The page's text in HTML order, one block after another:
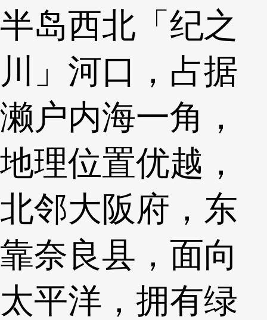
半岛西北「纪之
川」河口，占据
濑户内海一角，
地理位置优越，
北邻大阪府，东
靠奈良县，面向
太平洋，拥有绿